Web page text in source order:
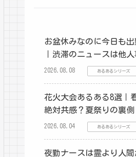
お盆休みなのに今日も
｜渋滞のニュースは他
2026.08.08 あるあるシリーズ
花火大会あるある8選｜
絶対共感？夏祭りの裏側
2026.08.04 あるあるシリーズ
夜勤ナースは霊より人